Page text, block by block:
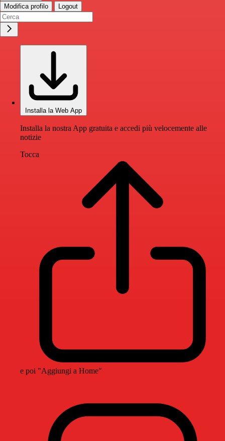
Modifica profilo Logout
Installa la Web App
Installa la nostra App gratuita e accedi più velocemente alle
notizie
Tocca
e poi "Aggiungi a Home"